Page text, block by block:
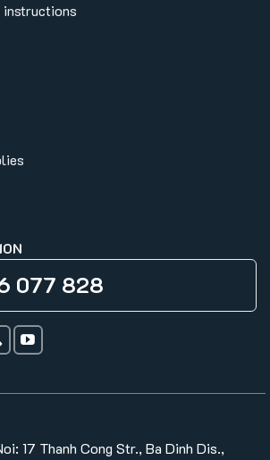
instructions
077 828
17 Thanh Cong Str., Ba Dinh Dis.,